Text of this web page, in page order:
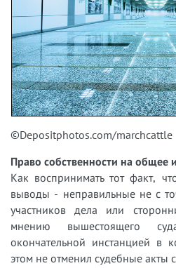
©Depositphotos.com/marchcattle
Право собственности на общее
Как воспринимать тот факт,
выводы - неправильные не с
участников дела или
мнению вышестоящего
окончательной инстанцией в
этом не отменил судебные акты